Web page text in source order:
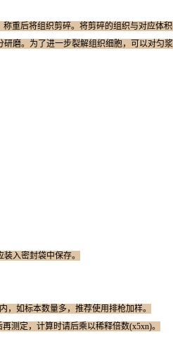
重后将组织剪碎。将剪碎的组织与对应体
磨。为了进一步裂解组织细胞，可以对匀
入密封袋中保存。
如标本数量多，推荐使用排枪加样。
测定，计算时请后乘以稀释倍数(x5xn)。